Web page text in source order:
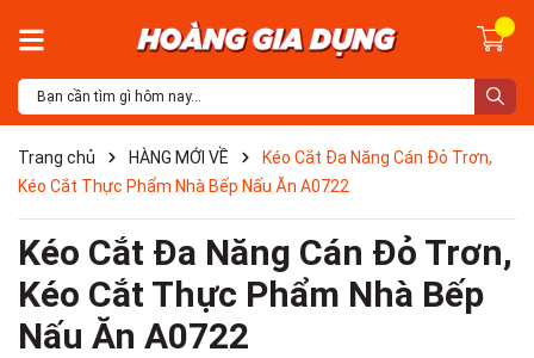
Trang chủ HÀNG MỚI VỀ
Kéo Cắt Đa Năng Cán Đỏ Trơn,
Kéo Cắt Thực Phẩm Nhà Bếp Nấu Ăn A0722
Kéo Cắt Đa Năng Cán Đỏ Trơn,
Kéo Cắt Thực Phẩm Nhà Bếp
Nấu Ăn A0722